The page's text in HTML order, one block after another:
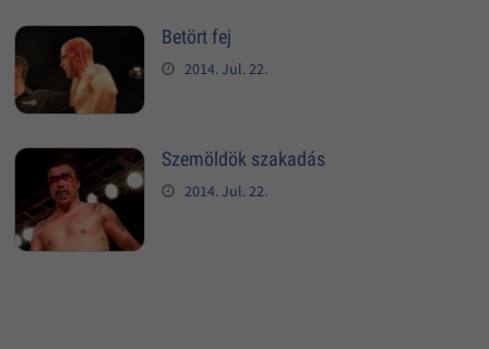
Betört fej
2014. Jul. 22.
Szemöldök szakadás
2014. Jul. 22.